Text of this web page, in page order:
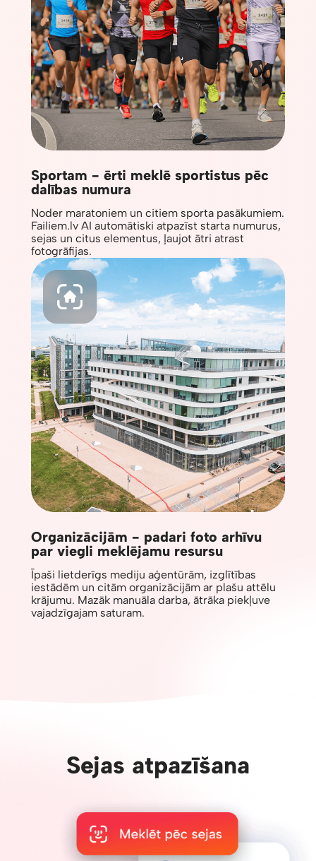
Sportam - ērti meklē sportistus pēc
dalības numura
Noder maratoniem un citiem sporta pasākumiem.
Failiem.lv AI automātiski atpazīst starta numurus,
sejas un citus elementus, ļaujot ātri atrast
fotogrāfijas.
Organizācijām - padari foto arhīvu
par viegli meklējamu resursu
Īpaši lietderīgs mediju aģentūrām, izglītības
iestādēm un citām organizācijām ar plašu attēlu
krājumu. Mazāk manuāla darba, ātrāka piekļuve
vajadzīgajam saturam.
Sejas atpazīšana